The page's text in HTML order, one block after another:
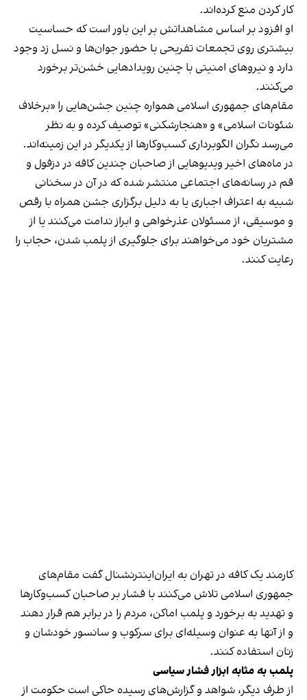
کار کردن منع کرده‌اند.
او افزود بر اساس مشاهداتش بر این باور است که حساسیت
بیشتری روی تجمعات تفریحی با حضور جوان‌ها و نسل زد وجود
دارد و نیروهای امنیتی با چنین رویدادهایی خشن‌تر برخورد
می‌کنند.
مقام‌های جمهوری اسلامی همواره چنین جشن‌هایی را «برخلاف
شئونات اسلامی» و «هنجارشکنی» توصیف کرده و به نظر
می‌رسد نگران الگوبرداری کسب‌وکارها از یکدیگر در این زمینه‌اند.
در ماه‌های اخیر ویدیوهایی از صاحبان چندین کافه در دزفول و
قم در رسانه‌های اجتماعی منتشر شده که در آن در سخنانی
شبیه به اعتراف اجباری یا به دلیل برگزاری جشن همراه با رقص
و موسیقی، از مسئولان عذرخواهی و ابراز ندامت می‌کنند یا از
مشتریان خود می‌خواهند برای جلوگیری از پلمب شدن، حجاب را
رعایت کنند.
کارمند یک کافه در تهران به ایران‌اینترنشنال گفت مقام‌های
جمهوری اسلامی تلاش می‌کنند با فشار بر صاحبان کسب‌وکارها
و تهدید به برخورد و پلمب اماکن، مردم را در برابر هم قرار دهند
و از آنها به عنوان وسیله‌ای برای سرکوب و سانسور خودشان و
زنان استفاده کنند.
پلمب به مثابه ابزار فشار سیاسی
از طرف دیگر، شواهد و گزارش‌های رسیده حاکی است حکومت از